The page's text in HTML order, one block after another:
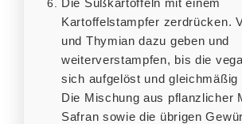
Kartoffelstampfer zerdrücken.
und Thymian dazu geben und
weiterverstampfen, bis die
sich aufgelöst und gleichmäßig
Die Mischung aus pflanzlicher
Safran sowie die übrigen